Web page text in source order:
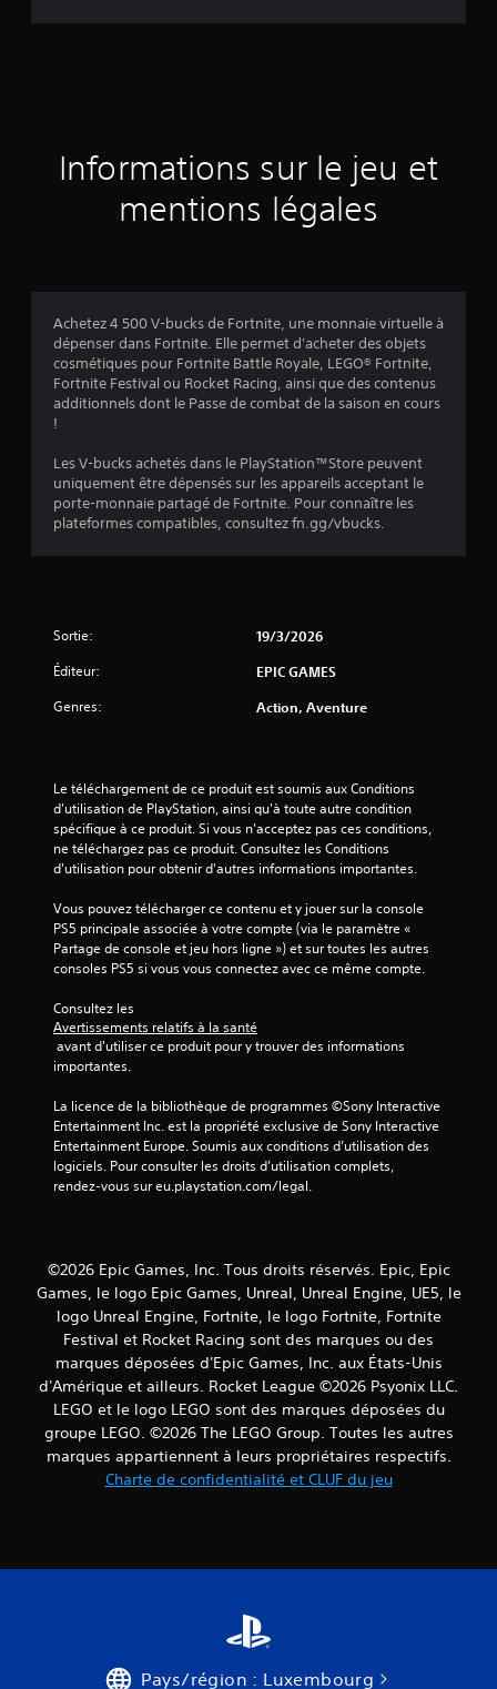
d
a
s
:
3
5
e
s
s
u
r
(
9
i
s
)
Informations sur le jeu et
mentions légales
Achetez 4 500 V-bucks de Fortnite, une monnaie virtuelle à
dépenser dans Fortnite. Elle permet d'acheter des objets
cosmétiques pour Fortnite Battle Royale, LEGO® Fortnite,
Fortnite Festival ou Rocket Racing, ainsi que des contenus
additionnels dont le Passe de combat de la saison en cours
!
Les V-bucks achetés dans le PlayStation™Store peuvent
uniquement être dépensés sur les appareils acceptant le
porte-monnaie partagé de Fortnite. Pour connaître les
plateformes compatibles, consultez fn.gg/vbucks.
Sortie: 19/3/2026
Éditeur: EPIC GAMES
Genres: Action, Aventure
Le téléchargement de ce produit est soumis aux Conditions
d'utilisation de PlayStation, ainsi qu'à toute autre condition
spécifique à ce produit. Si vous n'acceptez pas ces conditions,
ne téléchargez pas ce produit. Consultez les Conditions
d'utilisation pour obtenir d'autres informations importantes.
Vous pouvez télécharger ce contenu et y jouer sur la console
PS5 principale associée à votre compte (via le paramètre «
Partage de console et jeu hors ligne ») et sur toutes les autres
consoles PS5 si vous vous connectez avec ce même compte.
Consultez les
Avertissements relatifs à la santé
importantes.
La licence de la bibliothèque de programmes ©Sony Interactive
Entertainment Inc. est la propriété exclusive de Sony Interactive
Entertainment Europe. Soumis aux conditions d’utilisation des
logiciels. Pour consulter les droits d’utilisation complets,
rendez-vous sur eu.playstation.com/legal.
©2026 Epic Games, Inc. Tous droits réservés. Epic, Epic
Games, le logo Epic Games, Unreal, Unreal Engine, UE5, le
logo Unreal Engine, Fortnite, le logo Fortnite, Fortnite
Festival et Rocket Racing sont des marques ou des
marques déposées d'Epic Games, Inc. aux États-Unis
d'Amérique et ailleurs. Rocket League ©2026 Psyonix LLC.
LEGO et le logo LEGO sont des marques déposées du
groupe LEGO. ©2026 The LEGO Group. Toutes les autres
marques appartiennent à leurs propriétaires respectifs.
Charte de confidentialité et CLUF du jeu
Pays/région : Luxembourg